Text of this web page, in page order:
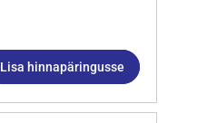
Lisa hinnapäringusse